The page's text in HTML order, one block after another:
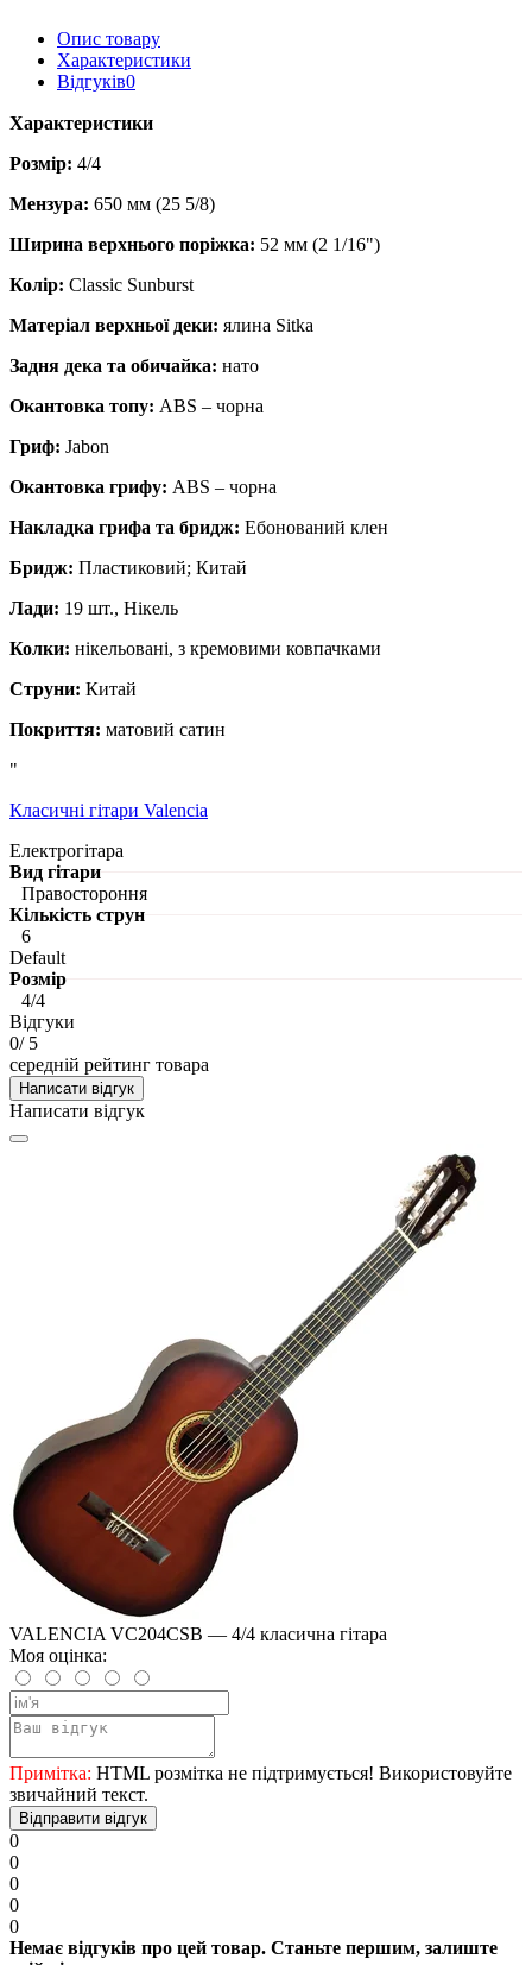
Опис товару
Характеристики
Відгуків0
Характеристики
Розмір: 4/4
Мензура: 650 мм (25 5/8)
Ширина верхнього поріжка: 52 мм (2 1/16")
Колір: Classic Sunburst
Матеріал верхньої деки: ялина Sitka
Задня дека та обичайка: нато
Окантовка топу: ABS – чорна
Гриф: Jabon
Окантовка грифу: ABS – чорна
Накладка грифа та бридж: Ебонований клен
Бридж: Пластиковий; Китай
Лади: 19 шт., Нікель
Колки: нікельовані, з кремовими ковпачками
Струни: Китай
Покриття: матовий сатин
"
Класичні гітари Valencia
Електрогітара
Вид гітари
Правостороння
Кількість струн
6
Default
Розмір
4/4
Відгуки
0/ 5
середній рейтинг товара
Написати відгук
Написати відгук
VALENCIA VC204CSB — 4/4 класична гітара
Моя оцінка:
Примітка: HTML розмітка не підтримується! Використовуйте
звичайний текст.
Відправити відгук
0
0
0
0
0
Немає відгуків про цей товар. Станьте першим, залиште